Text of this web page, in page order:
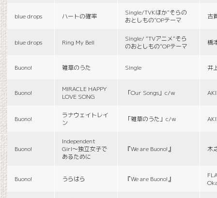
blue drops ハートの確率
Single/TVKほか“そらの
おとしもの”OPテーマ
古
blue drops Ring My Bell
Single/ “TVアニメ“そら
のおとしもの”OPテーマ
橋
Buono! 雑草のうた Single 井
Buono!
MIRACLE HAPPY
LOVE SONG
「Our Songs」c/w
Buono!
ラナウェイトレイ
ン
「雑草のうた」c/w
Buono!
Independent
Girl〜独立女子で
あるために
『We are Buono!』 木
Buono! うらはら 『We are Buono!』